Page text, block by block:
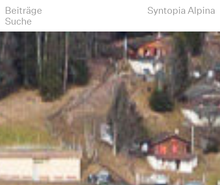
Beiträge
Suche
Syntopia Alpina